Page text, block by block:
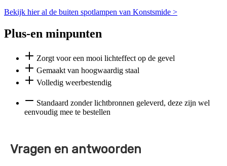
Bekijk hier al de buiten spotlampen van Konstsmide >
Plus-en minpunten
Zorgt voor een mooi lichteffect op de gevel
Gemaakt van hoogwaardig staal
Volledig weerbestendig
Standaard zonder lichtbronnen geleverd, deze zijn wel
eenvoudig mee te bestellen
Vragen en antwoorden